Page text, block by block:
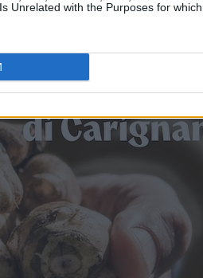
Unrelated with the Purposes for